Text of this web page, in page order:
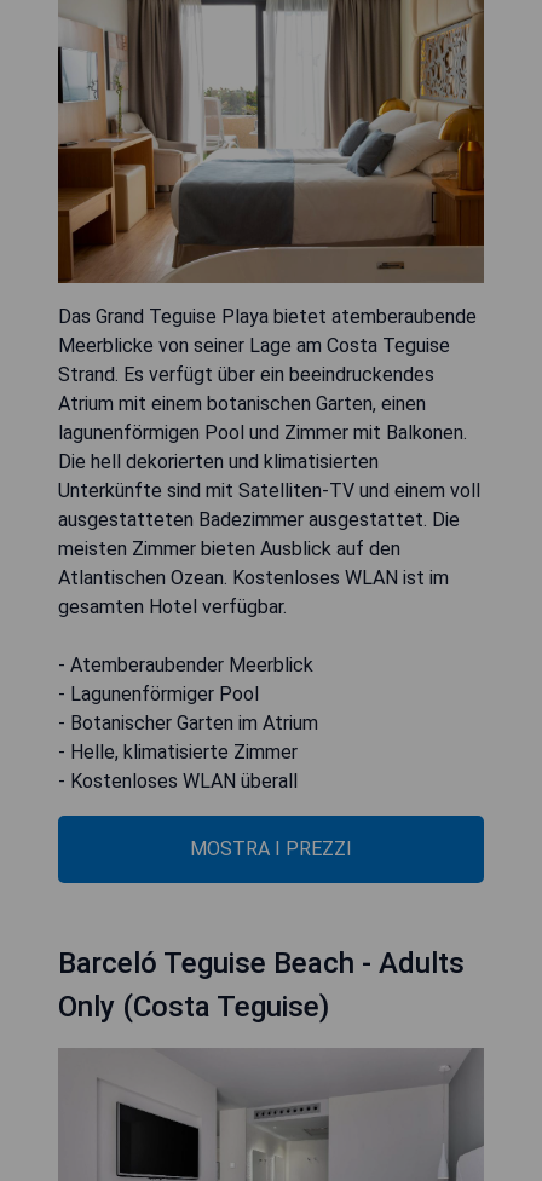
Das Grand Teguise Playa bietet atemberaubende
Meerblicke von seiner Lage am Costa Teguise
Strand. Es verfügt über ein beeindruckendes
Atrium mit einem botanischen Garten, einen
lagunenförmigen Pool und Zimmer mit Balkonen.
Die hell dekorierten und klimatisierten
Unterkünfte sind mit Satelliten-TV und einem voll
ausgestatteten Badezimmer ausgestattet. Die
meisten Zimmer bieten Ausblick auf den
Atlantischen Ozean. Kostenloses WLAN ist im
gesamten Hotel verfügbar.
- Atemberaubender Meerblick
- Lagunenförmiger Pool
- Botanischer Garten im Atrium
- Helle, klimatisierte Zimmer
- Kostenloses WLAN überall
MOSTRA I PREZZI
Barceló Teguise Beach - Adults
Only (Costa Teguise)